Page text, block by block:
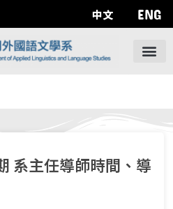
中文 ENG
系主任導師時間、導